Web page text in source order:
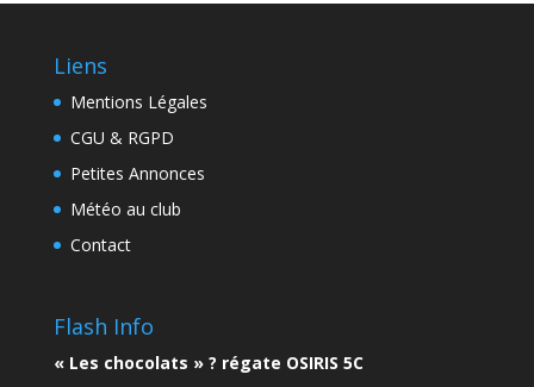
Liens
Mentions Légales
CGU & RGPD
Petites Annonces
Météo au club
Contact
Flash Info
« Les chocolats » ? régate OSIRIS 5C